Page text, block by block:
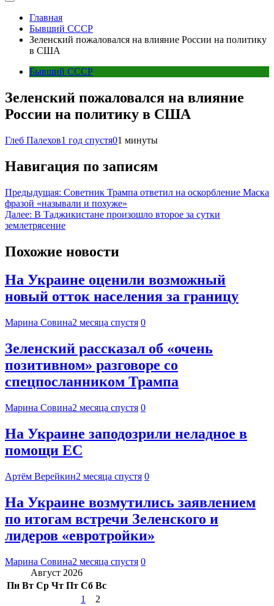
Главная
Бывший СССР
Зеленский пожаловался на влияние России на политику
в США
Бывший СССР
Зеленский пожаловался на влияние
России на политику в США
Глеб Палехов1 год спустя01 минуты
Навигация по записям
Предыдущая: Советник Трампа ответил на оскорбление Маска
фразой «называли и похуже»
Далее: В Таджикистане произошло второе за сутки
землетрясение
Похожие новости
На Украине оценили возможный
новый отток населения за границу
Марина Совина2 месяца спустя 0
Зеленский рассказал об «очень
позитивном» разговоре со
спецпосланником Трампа
Марина Совина2 месяца спустя 0
На Украине заподозрили неладное в
помощи ЕС
Артём Верейкин2 месяца спустя 0
На Украине возмутились заявлением
по итогам встречи Зеленского и
лидеров «евротройки»
Марина Совина2 месяца спустя 0
Август 2026
Пн Вт Ср Чт Пт Сб Вс
1
2